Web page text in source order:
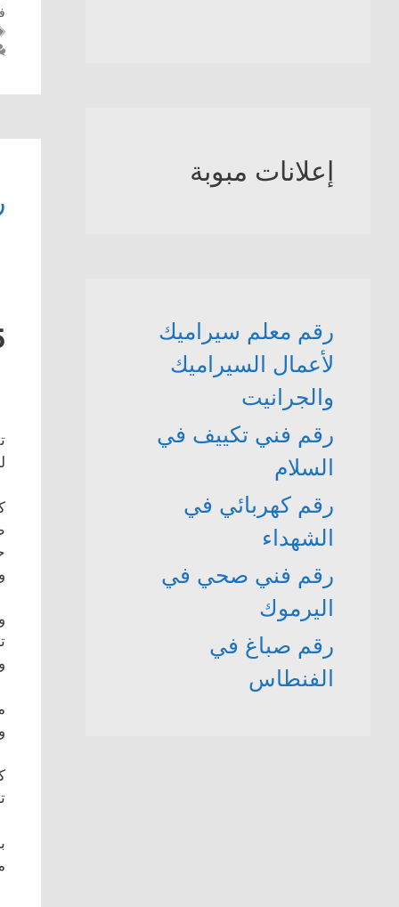
إعلانات مبوبة
رقم معلم سيراميك
لأعمال السيراميك
والجرانيت
رقم فني تكييف في
السلام
رقم كهربائي في
الشهداء
رقم فني صحي في
اليرموك
رقم صباغ في
الفنطاس